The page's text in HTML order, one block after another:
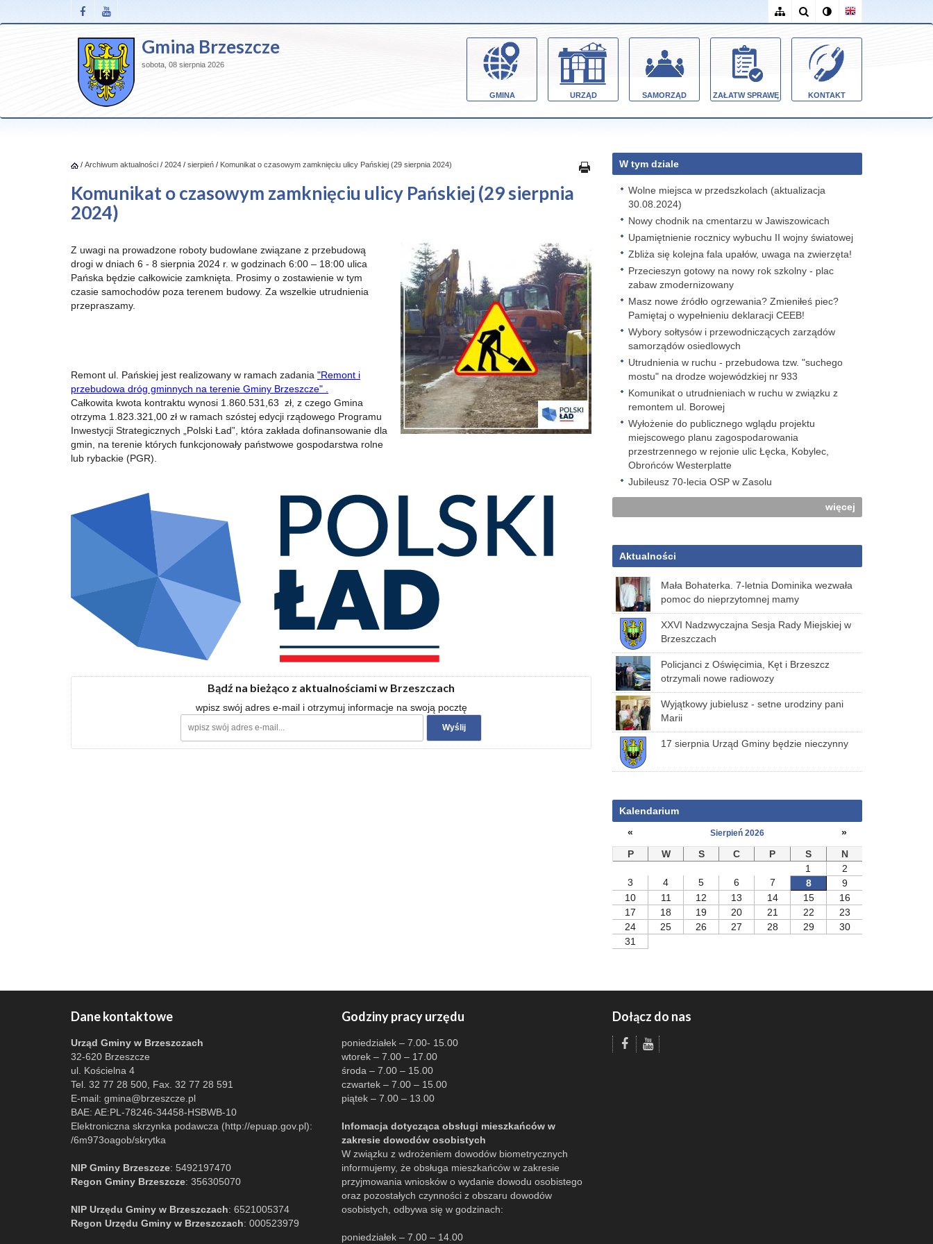
Gmina Brzeszcze
sobota, 08 sierpnia 2026
GMINA URZĄD SAMORZĄD ZAŁATW SPRAWĘ KONTAKT
/ Archiwum aktualności / 2024 / sierpień / Komunikat o czasowym zamknięciu ulicy Pańskiej (29 sierpnia 2024)
Komunikat o czasowym zamknięciu ulicy Pańskiej (29 sierpnia
2024)
Z uwagi na prowadzone roboty budowlane związane z przebudową
drogi w dniach 6 - 8 sierpnia 2024 r. w godzinach 6:00 – 18:00 ulica
Pańska będzie całkowicie zamknięta. Prosimy o zostawienie w tym
czasie samochodów poza terenem budowy. Za wszelkie utrudnienia
przepraszamy.
Remont ul. Pańskiej jest realizowany w ramach zadania "Remont i
przebudowa dróg gminnych na terenie Gminy Brzeszcze" .
Całkowita kwota kontraktu wynosi 1.860.531,63 zł, z czego Gmina
otrzyma 1.823.321,00 zł w ramach szóstej edycji rządowego Programu
Inwestycji Strategicznych „Polski Ład”, która zakłada dofinansowanie dla
gmin, na terenie których funkcjonowały państwowe gospodarstwa rolne
lub rybackie (PGR).
Bądź na bieżąco z aktualnościami w Brzeszczach
wpisz swój adres e-mail i otrzymuj informacje na swoją pocztę
W tym dziale
Wolne miejsca w przedszkolach (aktualizacja
30.08.2024)
Nowy chodnik na cmentarzu w Jawiszowicach
Upamiętnienie rocznicy wybuchu II wojny światowej
Zbliża się kolejna fala upałów, uwaga na zwierzęta!
Przecieszyn gotowy na nowy rok szkolny - plac
zabaw zmodernizowany
Masz nowe źródło ogrzewania? Zmieniłeś piec?
Pamiętaj o wypełnieniu deklaracji CEEB!
Wybory sołtysów i przewodniczących zarządów
samorządów osiedlowych
Utrudnienia w ruchu - przebudowa tzw. "suchego
mostu" na drodze wojewódzkiej nr 933
Komunikat o utrudnieniach w ruchu w związku z
remontem ul. Borowej
Wyłożenie do publicznego wglądu projektu
miejscowego planu zagospodarowania
przestrzennego w rejonie ulic Łęcka, Kobylec,
Obrońców Westerplatte
Jubileusz 70-lecia OSP w Zasolu
więcej
Aktualności
Mała Bohaterka. 7-letnia Dominika wezwała
pomoc do nieprzytomnej mamy
XXVI Nadzwyczajna Sesja Rady Miejskiej w
Brzeszczach
Policjanci z Oświęcimia, Kęt i Brzeszcz
otrzymali nowe radiowozy
Wyjątkowy jubielusz - setne urodziny pani
Marii
17 sierpnia Urząd Gminy będzie nieczynny
Kalendarium
«
Sierpień 2026
»
P
W S C P S
N
1
2
3
4 5 6 7 8
9
10
11 12 13 14 15
16
17
18 19 20 21 22
23
24
25 26 27 28 29
30
31
Dane kontaktowe
Urząd Gminy w Brzeszczach
32-620 Brzeszcze
ul. Kościelna 4
Tel. 32 77 28 500, Fax. 32 77 28 591
E-mail: gmina@brzeszcze.pl
BAE: AE:PL-78246-34458-HSBWB-10
Elektroniczna skrzynka podawcza (http://epuap.gov.pl):
/6m973oagob/skrytka
NIP Gminy Brzeszcze: 5492197470
Regon Gminy Brzeszcze: 356305070
NIP Urzędu Gminy w Brzeszczach: 6521005374
Regon Urzędu Gminy w Brzeszczach: 000523979
Godziny pracy urzędu
poniedziałek – 7.00- 15.00
wtorek – 7.00 – 17.00
środa – 7.00 – 15.00
czwartek – 7.00 – 15.00
piątek – 7.00 – 13.00
Infomacja dotycząca obsługi mieszkańców w
zakresie dowodów osobistych
W związku z wdrożeniem dowodów biometrycznych
informujemy, że obsługa mieszkańców w zakresie
przyjmowania wniosków o wydanie dowodu osobistego
oraz pozostałych czynności z obszaru dowodów
osobistych, odbywa się w godzinach:
poniedziałek – 7.00 – 14.00
Dołącz do nas